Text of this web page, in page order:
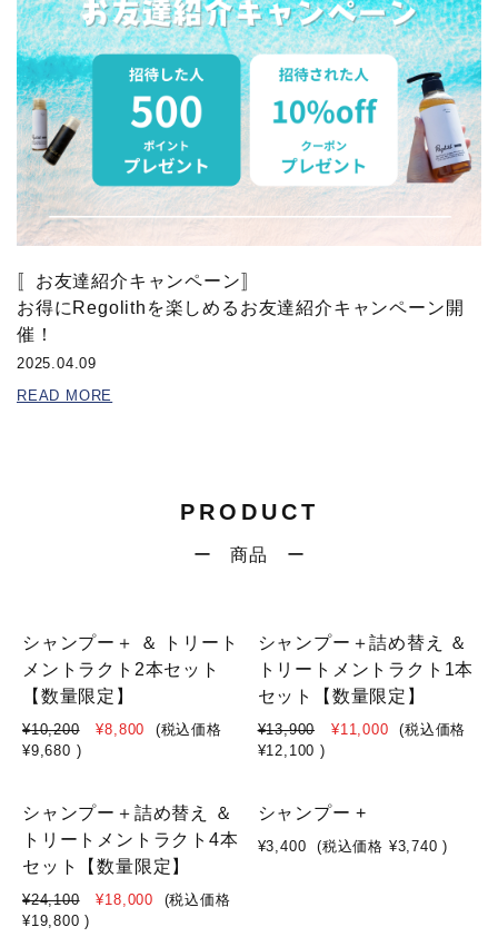
〚お友達紹介キャンペーン〛
お得にRegolithを楽しめるお友達紹介キャンペーン開
催！
2025.04.09
READ MORE
PRODUCT
ー 商品 ー
SOLD OUT
シャンプー＋ ＆ トリート
メントラクト2本セット
【数量限定】
¥10,200 ¥8,800
(税込価格
¥9,680 )
SOLD OUT
シャンプー＋詰め替え ＆
トリートメントラクト1本
セット【数量限定】
¥13,900 ¥11,000
(税込価格
¥12,100 )
SOLD OUT
シャンプー＋詰め替え ＆
トリートメントラクト4本
セット【数量限定】
¥24,100 ¥18,000
(税込価格
¥19,800 )
SOLD OUT
シャンプー +
¥3,400 (税込価格 ¥3,740 )